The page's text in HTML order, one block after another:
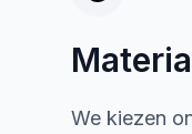
We kiezen